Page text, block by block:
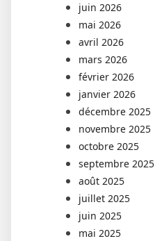
juin 2026
mai 2026
avril 2026
mars 2026
février 2026
janvier 2026
décembre 2025
novembre 2025
octobre 2025
septembre 2025
août 2025
juillet 2025
juin 2025
mai 2025